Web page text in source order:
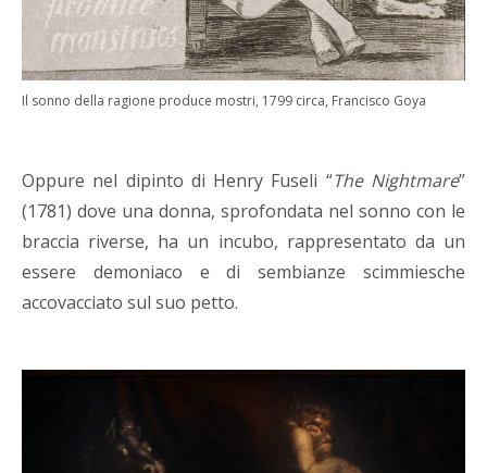
Il sonno della ragione produce mostri, 1799 circa, Francisco Goya
Oppure nel dipinto di Henry Fuseli “The Nightmare”
(1781) dove una donna, sprofondata nel sonno con le
braccia riverse, ha un incubo, rappresentato da un
essere demoniaco e di sembianze scimmiesche
accovacciato sul suo petto.